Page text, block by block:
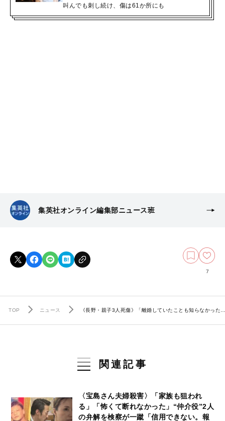
叫んでも刺し続け、傷は61か所にも
集英社オンライン編集部ニュース班
7
TOP ニュース 《長野・親子3人死傷》「離婚していたことも知らなかっ
関連記事
〈宝島さん夫婦殺害〉「家族も狙われ
る」「怖くて断れなかった」“仲介役”2人
の弁解を検察が一蹴「信用できない。報